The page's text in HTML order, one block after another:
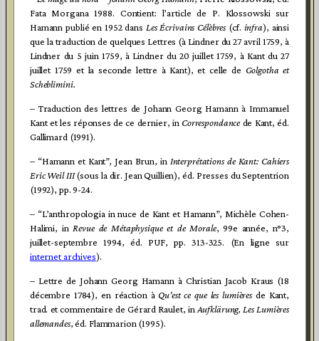
Fata Morgana 1988. Contient: l’article de P. Klossowski sur
Hamann publié en 1952 dans Les Écrivains Célèbres(cf. infra), ainsi
que la traduction de quelques Lettres (à Lindner du 27 avril 1759, à
Lindner du 5 juin 1759, à Lindner du 20 juillet 1759, à Kant du 27
juillet 1759 et la seconde lettre à Kant), et celle de Golgotha et
Scheblimini.
– Traduction des lettres de Johann Georg Hamann à Immanuel
Kant et les réponses de ce dernier, inCorrespondance de Kant, éd.
Gallimard (1991).
– “Hamann et Kant”, Jean Brun, in Interprétations de Kant: Cahiers
Eric Weil III(sous la dir. Jean Quillien), éd. Presses du Septentrion
(1992), pp. 9-24.
– “L’anthropologia in nuce de Kant et Hamann”, Michèle Cohen-
Halimi, inRevue de Métaphysique et de Morale, 99e année, n°3,
juillet-septembre 1994, éd. PUF, pp. 313-325. (En ligne sur
internet archives).
– Lettre de Johann Georg Hamann à Christian Jacob Kraus (18
décembre 1784), en réaction àQu’est ce que les lumièresde Kant,
trad. et commentaire de Gérard Raulet, inAufklärung, Les Lumières
allemandes, éd. Flammarion (1995).